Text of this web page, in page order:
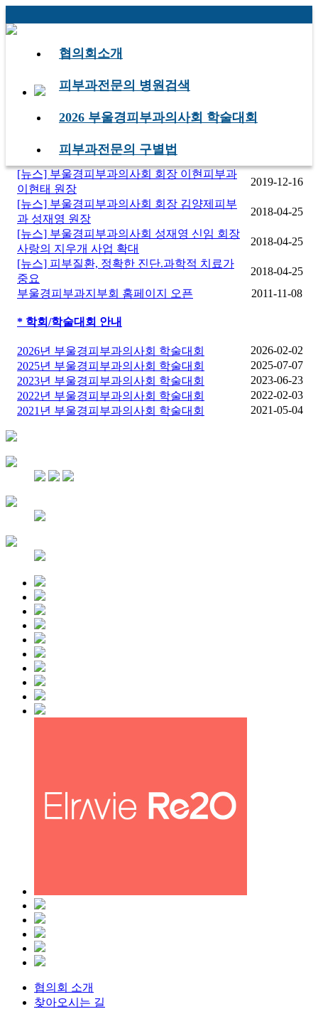
협의회소개
피부과전문의 병원검색
2026 부울경피부과의사회 학술대회
피부과전문의 구별법
* 공지사항
[뉴스] 부울경피부과의사회 회장 이현피부과
이현태 원장
2019-12-16
[뉴스] 부울경피부과의사회 회장 김양제피부
과 성재영 원장
2018-04-25
[뉴스] 부울경피부과의사회 성재영 신임 회장
사랑의 지우개 사업 확대
2018-04-25
[뉴스] 피부질환, 정확한 진단.과학적 치료가
중요
2018-04-25
부울경피부과지부회 홈페이지 오픈
2011-11-08
* 학회/학술대회 안내
2026년 부울경피부과의사회 학술대회
2026-02-02
2025년 부울경피부과의사회 학술대회
2025-07-07
2023년 부울경피부과의사회 학술대회
2023-06-23
2022년 부울경피부과의사회 학술대회
2022-02-03
2021년 부울경피부과의사회 학술대회
2021-05-04
협의회 소개
찾아오시는 길